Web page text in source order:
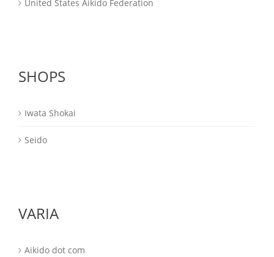
United States Aikido Federation
SHOPS
Iwata Shokai
Seido
VARIA
Aikido dot com